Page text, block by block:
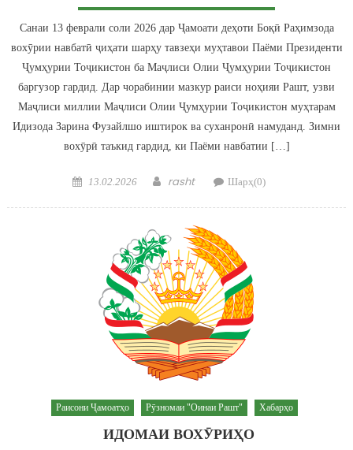
Санаи 13 феврали соли 2026 дар Ҷамоати деҳоти Боқӣ Раҳимзода
вохӯрии навбатӣ ҷиҳати шарҳу тавзеҳи муҳтавои Паёми Президенти
Ҷумҳурии Тоҷикистон ба Маҷлиси Олии Ҷумҳурии Тоҷикистон
баргузор гардид. Дар чорабинии мазкур раиси ноҳияи Рашт, узви
Маҷлиси миллии Маҷлиси Олии Ҷумҳурии Тоҷикистон муҳтарам
Идизода Зарина Фузайлшо иштирок ва суханронӣ намуданд. Зимни
вохӯрӣ таъкид гардид, ки Паёми навбатии […]
Posted on
13.02.2026 Author
rasht Шарҳ(0)
Раисони Ҷамоатҳо Рӯзномаи "Оинаи Рашт" Хабарҳо
ИДОМАИ ВОХӮРИҲО